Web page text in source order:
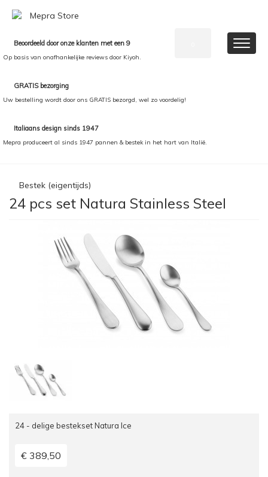
Beoordeeld door onze klanten met een 9
Op basis van onafhankelijke reviews door Kiyoh.
GRATIS bezorging
Uw bestelling wordt door ons GRATIS bezorgd, wel zo voordelig!
Italiaans design sinds 1947
Mepra produceert al sinds 1947 pannen & bestek in het hart van Italië.
Bestek (eigentijds)
24 pcs set Natura Stainless Steel
24 - delige bestekset Natura Ice
€ 389,50